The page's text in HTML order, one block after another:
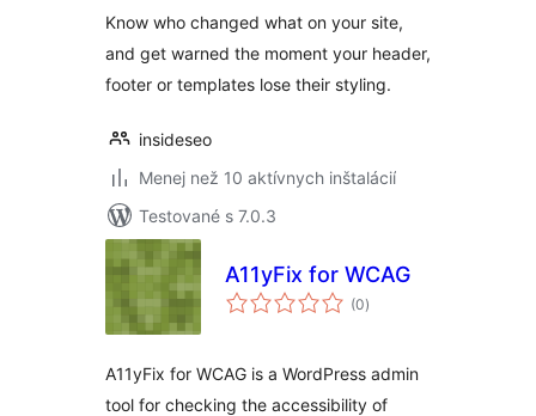
Know who changed what on your site,
and get warned the moment your header,
footer or templates lose their styling.
insideseo
Menej než 10 aktívnych inštalácií
Testované s 7.0.3
A11yFix for WCAG
(0celkové
hodnotenie
)
A11yFix for WCAG is a WordPress admin
tool for checking the accessibility of